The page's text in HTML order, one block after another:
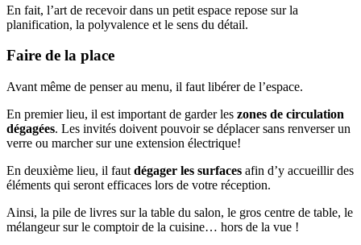
En fait, l’art de recevoir dans un petit espace repose sur la
planification, la polyvalence et le sens du détail.
Faire de la place
Avant même de penser au menu, il faut libérer de l’espace.
En premier lieu, il est important de garder les zones de circulation
dégagées. Les invités doivent pouvoir se déplacer sans renverser un
verre ou marcher sur une extension électrique!
En deuxième lieu, il faut dégager les surfaces afin d’y accueillir des
éléments qui seront efficaces lors de votre réception.
Ainsi, la pile de livres sur la table du salon, le gros centre de table, le
mélangeur sur le comptoir de la cuisine… hors de la vue !